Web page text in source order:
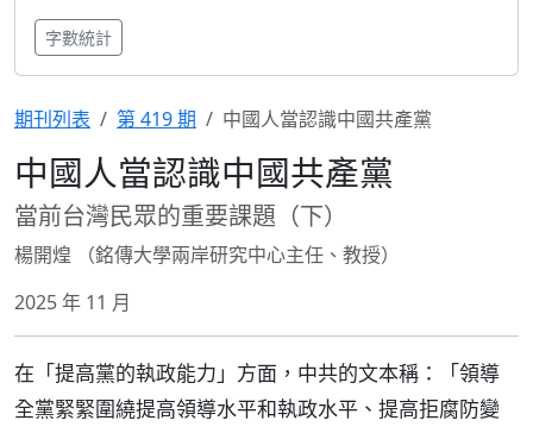
字數統計
期刊列表 第 419 期 中國人當認識中國共產黨
中國人當認識中國共產黨
當前台灣民眾的重要課題（下）
楊開煌 （銘傳大學兩岸研究中心主任、教授）
2025 年 11 月
在「提高黨的執政能力」方面，中共的文本稱：「領導
全黨緊緊圍繞提高領導水平和執政水平、提高拒腐防變